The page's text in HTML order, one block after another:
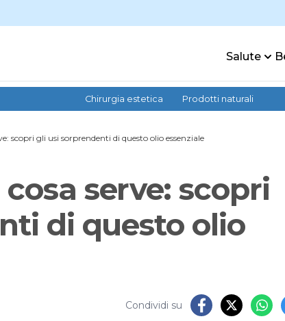
Salute
Chirurgia estetica Prodotti naturali
scopri gli usi sorprendenti di questo olio essenziale
serve: scopri
di questo olio
Condividi su